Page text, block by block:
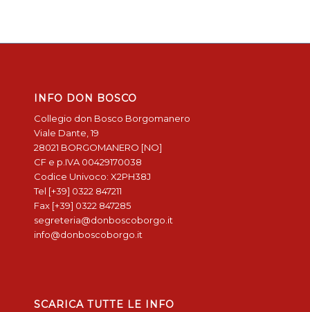
INFO DON BOSCO
Collegio don Bosco Borgomanero
Viale Dante, 19
28021 BORGOMANERO [NO]
CF e p.IVA 00429170038
Codice Univoco: X2PH38J
Tel [+39] 0322 847211
Fax [+39] 0322 847285
segreteria@donboscoborgo.it
info@donboscoborgo.it
SCARICA TUTTE LE INFO